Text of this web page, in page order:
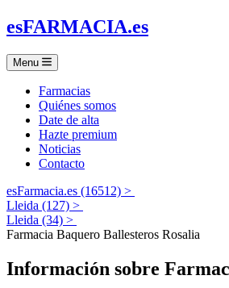
esFARMACIA.es
Menu
Farmacias
Quiénes somos
Date de alta
Hazte premium
Noticias
Contacto
esFarmacia.es (16512) >
Lleida (127) >
Lleida (34) >
Farmacia Baquero Ballesteros Rosalia
Información sobre